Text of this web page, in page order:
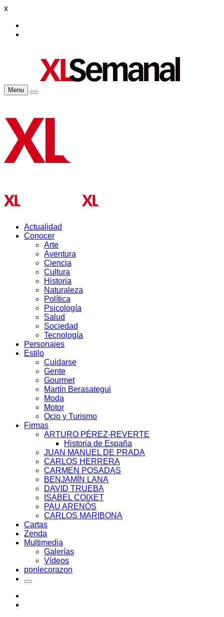
x
Menu
Actualidad
Conocer
Arte
Aventura
Ciencia
Cultura
Historia
Naturaleza
Política
Psicología
Salud
Sociedad
Tecnología
Personajes
Estilo
Cuidarse
Gente
Gourmet
Martín Berasategui
Moda
Motor
Ocio y Turismo
Firmas
ARTURO PÉREZ-REVERTE
Historia de España
JUAN MANUEL DE PRADA
CARLOS HERRERA
CARMEN POSADAS
BENJAMÍN LANA
DAVID TRUEBA
ISABEL COIXET
PAU ARENÓS
CARLOS MARIBONA
Cartas
Zenda
Multimedia
Galerías
Vídeos
ponlecorazon